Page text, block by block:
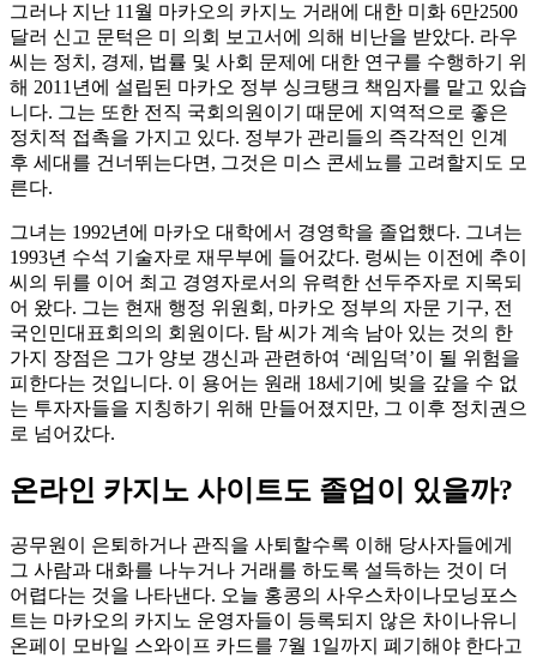
그러나 지난 11월 마카오의 카지노 거래에 대한 미화 6만2500
달러 신고 문턱은 미 의회 보고서에 의해 비난을 받았다. 라우
씨는 정치, 경제, 법률 및 사회 문제에 대한 연구를 수행하기 위
해 2011년에 설립된 마카오 정부 싱크탱크 책임자를 맡고 있습
니다. 그는 또한 전직 국회의원이기 때문에 지역적으로 좋은
정치적 접촉을 가지고 있다. 정부가 관리들의 즉각적인 인계
후 세대를 건너뛰는다면, 그것은 미스 콘세뇨를 고려할지도 모
른다.
그녀는 1992년에 마카오 대학에서 경영학을 졸업했다. 그녀는
1993년 수석 기술자로 재무부에 들어갔다. 렁씨는 이전에 추이
씨의 뒤를 이어 최고 경영자로서의 유력한 선두주자로 지목되
어 왔다. 그는 현재 행정 위원회, 마카오 정부의 자문 기구, 전
국인민대표회의의 회원이다. 탐 씨가 계속 남아 있는 것의 한
가지 장점은 그가 양보 갱신과 관련하여 ‘레임덕’이 될 위험을
피한다는 것입니다. 이 용어는 원래 18세기에 빚을 갚을 수 없
는 투자자들을 지칭하기 위해 만들어졌지만, 그 이후 정치권으
로 넘어갔다.
온라인 카지노 사이트도 졸업이 있을까?
공무원이 은퇴하거나 관직을 사퇴할수록 이해 당사자들에게
그 사람과 대화를 나누거나 거래를 하도록 설득하는 것이 더
어렵다는 것을 나타낸다. 오늘 홍콩의 사우스차이나모닝포스
트는 마카오의 카지노 운영자들이 등록되지 않은 차이나유니
온페이 모바일 스와이프 카드를 7월 1일까지 폐기해야 한다고